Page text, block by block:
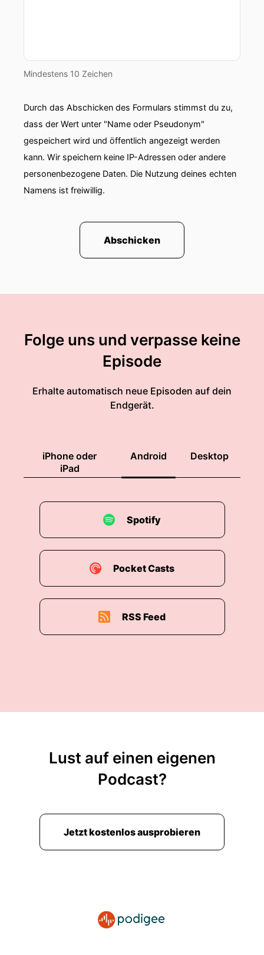
Mindestens 10 Zeichen
Durch das Abschicken des Formulars stimmst du zu,
dass der Wert unter "Name oder Pseudonym"
gespeichert wird und öffentlich angezeigt werden
kann. Wir speichern keine IP-Adressen oder andere
personenbezogene Daten. Die Nutzung deines echten
Namens ist freiwillig.
Abschicken
Folge uns und verpasse keine
Episode
Erhalte automatisch neue Episoden auf dein
Endgerät.
iPhone oder
iPad
Android Desktop
Spotify
Pocket Casts
RSS Feed
Lust auf einen eigenen
Podcast?
Jetzt kostenlos ausprobieren